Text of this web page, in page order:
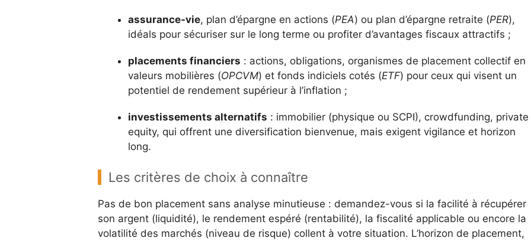
assurance-vie, plan d’épargne en actions (PEA) ou plan d’épargne retraite (PER),
idéals pour sécuriser sur le long terme ou profiter d’avantages fiscaux attractifs ;
placements financiers : actions, obligations, organismes de placement collectif en
valeurs mobilières (OPCVM) et fonds indiciels cotés (ETF) pour ceux qui visent un
potentiel de rendement supérieur à l’inflation ;
investissements alternatifs : immobilier (physique ou SCPI), crowdfunding, private
equity, qui offrent une diversification bienvenue, mais exigent vigilance et horizon
long.
Les critères de choix à connaître
Pas de bon placement sans analyse minutieuse : demandez-vous si la facilité à récupérer
son argent (liquidité), le rendement espéré (rentabilité), la fiscalité applicable ou encore la
volatilité des marchés (niveau de risque) collent à votre situation. L’horizon de placement,